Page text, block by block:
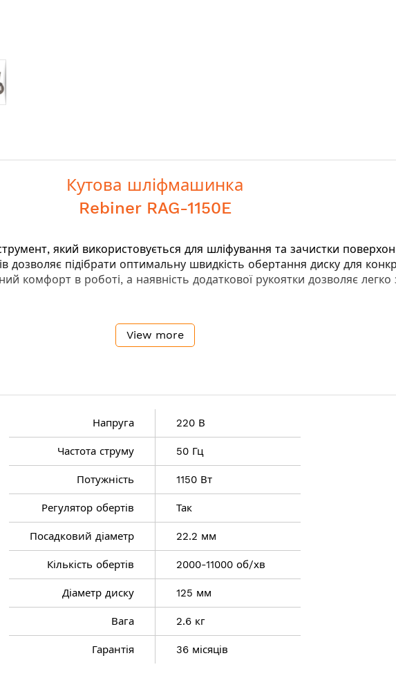
Кутова шліфмашинка
Rebiner RAG-1150E
який використовується для шліфування та зачистки
дозволяє підібрати оптимальну швидкість обертання диску для
комфорт в роботі, а наявність додаткової рукоятки дозволяє легко
охолодження під час тривалої інтенсивної роботи
ні
View more
Напруга 220 В
Частота струму 50 Гц
Потужність 1150 Вт
Регулятор обертів Так
Посадковий діаметр 22.2 мм
Кількість обертів 2000-11000 об/хв
Діаметр диску 125 мм
Вага 2.6 кг
Гарантія 36 місяців